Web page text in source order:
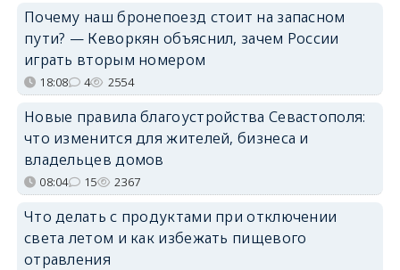
Почему наш бронепоезд стоит на запасном
пути? — Кеворкян объяснил, зачем России
играть вторым номером
18:08 4 2554
Новые правила благоустройства Севастополя:
что изменится для жителей, бизнеса и
владельцев домов
08:04 15 2367
Что делать с продуктами при отключении
света летом и как избежать пищевого
отравления